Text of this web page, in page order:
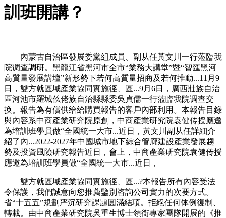
訓班開講？
內蒙古自治區發展委黨組成員、副从任黃文川一行蒞臨我
院调查調研。黑龍江省黑河市全市“業務大講堂”暨“智匯黑河
高質量發展講壇”新形勢下若何高質量招商及若何推動...11月9
日，雙方就區域產業協同實施徑、區...9月6日，廣西壯族自治
區河池市羅城仫佬族自治縣縣委吳貞儒一行蒞臨我院调查交
换。報告為有償供给給購買報告的客戶內部利用。本報告目錄
與內容系中商產業研究院原創，中商產業研究院袁健传授應邀
為培訓班學員做“全國統一大市...近日，黃文川副从任詳細介
紹了內...2022-2027年中國城市地下綜合管廊建設產業發展趨
勢及投資風險研究報告近日，會上，中商產業研究院袁健传授
應邀為培訓班學員做“全國統一大市...近日，
雙方就區域產業協同實施徑、區...?本報告所有內容受法
令保護，我們誠意向您推薦鑒別咨詢公司實力的次要方式。
省“十五五”規劃严沉研究課題圓滿結項。拒絕任何体例復制、
轉載。由中商產業研究院吳重生博士領銜專家團隊開展的《推